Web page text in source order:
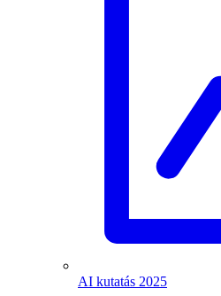
AI kutatás 2025